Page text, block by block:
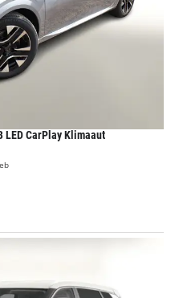
LED CarPlay Klimaaut